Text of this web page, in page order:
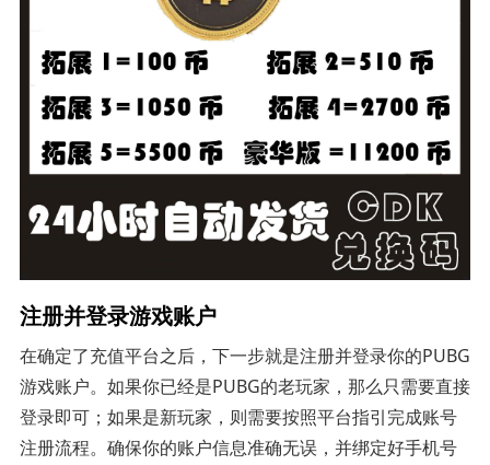
注册并登录游戏账户
在确定了充值平台之后，下一步就是注册并登录你的PUBG
游戏账户。如果你已经是PUBG的老玩家，那么只需要直接
登录即可；如果是新玩家，则需要按照平台指引完成账号
注册流程。确保你的账户信息准确无误，并绑定好手机号